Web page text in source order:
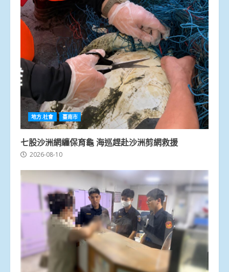
地方.社會 臺南市
七股沙洲網纏保育龜 海巡趕赴沙洲剪網救援
2026-08-10